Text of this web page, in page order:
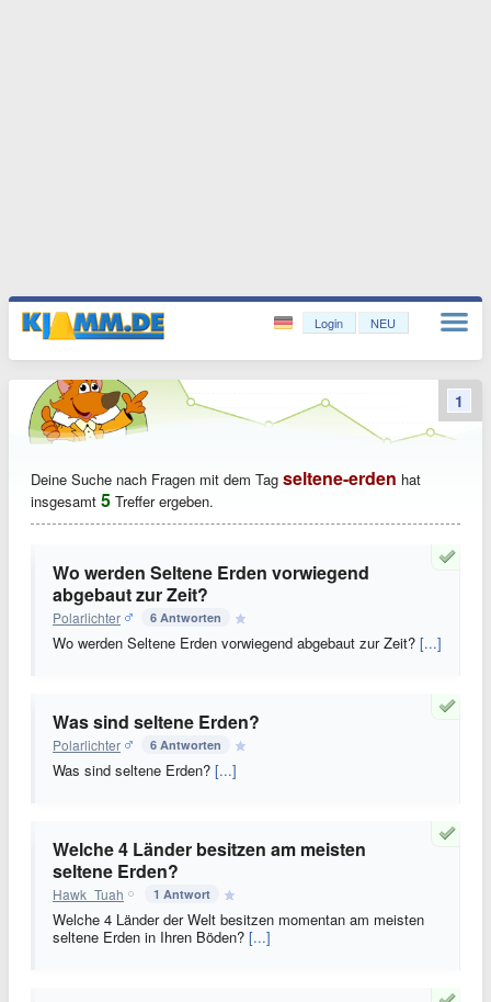
Login NEU
Deine Suche nach Fragen mit dem Tag seltene-erden hat
insgesamt 5 Treffer ergeben.
Wo werden Seltene Erden vorwiegend
abgebaut zur Zeit?
Polarlichter 6 Antworten
Wo werden Seltene Erden vorwiegend abgebaut zur Zeit? [...]
Was sind seltene Erden?
Polarlichter 6 Antworten
Was sind seltene Erden? [...]
Welche 4 Länder besitzen am meisten
seltene Erden?
Hawk_Tuah 1 Antwort
Welche 4 Länder der Welt besitzen momentan am meisten
seltene Erden in Ihren Böden? [...]
1